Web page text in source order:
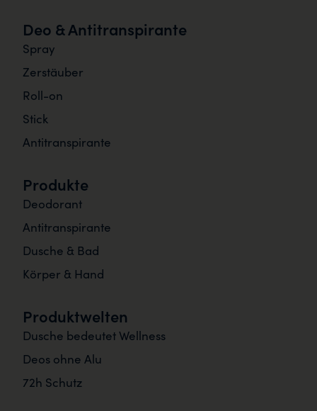
Deo & Antitranspirante
Spray
Zerstäuber
Roll-on
Stick
Antitranspirante
Produkte
Deodorant
Antitranspirante
Dusche & Bad
Körper & Hand
Produktwelten
Dusche bedeutet Wellness
Deos ohne Alu
72h Schutz